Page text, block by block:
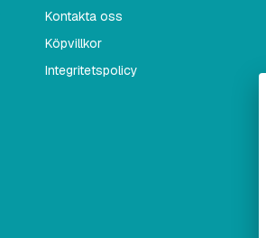
Kontakta oss
Köpvillkor
Integritetspolicy